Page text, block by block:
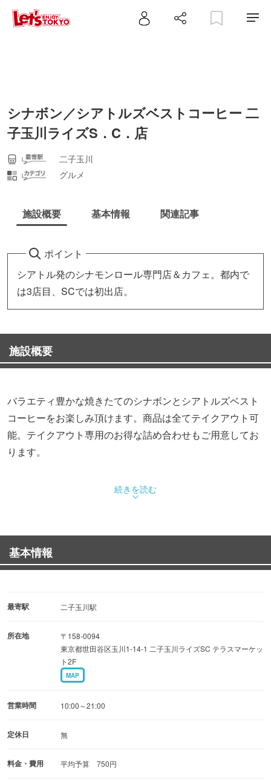
シナボン／シアトルズベストコーヒー 二
子玉川ライズS．C．店
二子玉川
グルメ
施設概要 基本情報 関連記事
ポイント
シアトル発のシナモンロール専門店＆カフェ。都内で
は3店目、SCでは初出店。
施設概要
バラエティ豊かな焼きたてのシナボンとシアトルズベスト
コーヒーをお楽しみ頂けます。商品は全てテイクアウト可
能。テイクアウト専用のお得な詰め合わせもご用意してお
ります。
続きを読む
基本情報
最寄駅 二子玉川駅
所在地
〒158-0094
東京都世田谷区玉川1-14-1 二子玉川ライズSC テラスマーケッ
ト2F
MAP
営業時間 10:00～21:00
定休日 無
料金・費用 平均予算 750円